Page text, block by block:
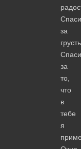
за
за
то,
что
в
тебе
я